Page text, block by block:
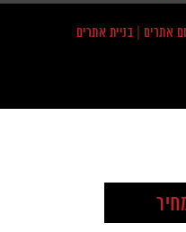
אתרים | בניית אתרים